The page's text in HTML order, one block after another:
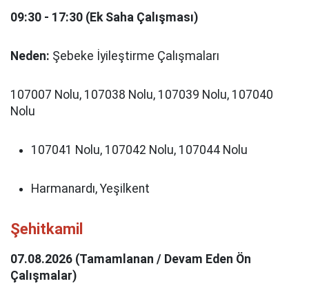
09:30 - 17:30 (Ek Saha Çalışması)
Neden: Şebeke İyileştirme Çalışmaları
107007 Nolu, 107038 Nolu, 107039 Nolu, 107040
Nolu
107041 Nolu, 107042 Nolu, 107044 Nolu
Harmanardı, Yeşilkent
Şehitkamil
07.08.2026 (Tamamlanan / Devam Eden Ön
Çalışmalar)